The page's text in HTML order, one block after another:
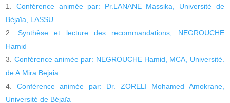
Conférence animée par: Pr.LANANE Massika, Université de
Béjaïa, LASSU
Synthèse et lecture des recommandations, NEGROUCHE
Hamid
Conférence animée par: NEGROUCHE Hamid, MCA, Université.
de A.Mira Bejaia
Conférence animée par: Dr. ZORELI Mohamed Amokrane,
Université de Béjaïa